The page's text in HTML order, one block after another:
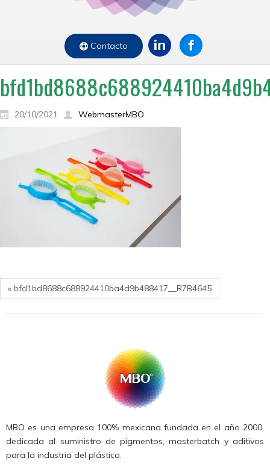
Contacto
20/10/2021 WebmasterMBO
« bfd1bd8688c688924410ba4d9b488417__R7B4645
MBO es una empresa 100% mexicana fundada en el año 2000,
dedicada al suministro de pigmentos, masterbatch y aditivos
para la industria del plástico.